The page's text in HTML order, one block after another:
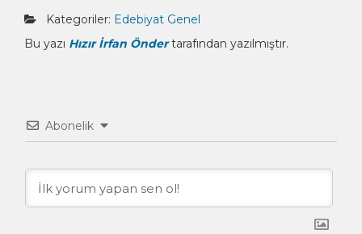
Kategoriler: Edebiyat Genel
Bu yazı Hızır İrfan Öndertarafından yazılmıştır.
Abonelik